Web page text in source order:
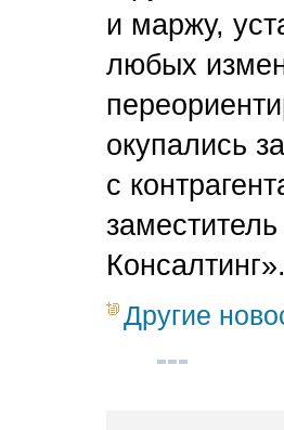
и маржу,
любых
окупались
с
Другие